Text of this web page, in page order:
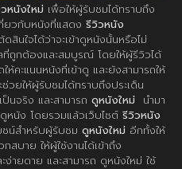
หนังใหม่ เพื่อให้ผู้รับชมได้ทราบถึง
ยวกับหนังที่แสดง รีวิวหนัง
สินใจได้ว่าจะเข้าดูหนังนั้นหรือไม่
ที่ถูกต้องและสมบูรณ์ โดยให้ผู้รีวิวได้
ห้คะแนนหนังที่เข้าดู และยังสามารถให้
วยให้ผู้รับชมได้ทราบถึงประเด็น
นจริง และสามารถ ดูหนังใหม่ นำมา
ดูหนัง โดยรวมแล้วเว็บไซต์ รีวิวหนัง
ชน์สำหรับผู้รับชม ดูหนังใหม่ อีกทั้งให้
สบาย ให้ผู้ใช้งานได้เข้าถึง
ง่ายดาย และสามารถ ดูหนังใหม่ ใช้